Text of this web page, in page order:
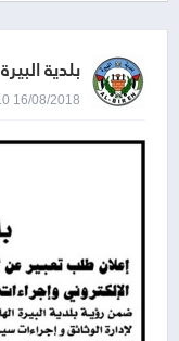
بلدية البيرة
16/08/2018 10:10 صباحاً